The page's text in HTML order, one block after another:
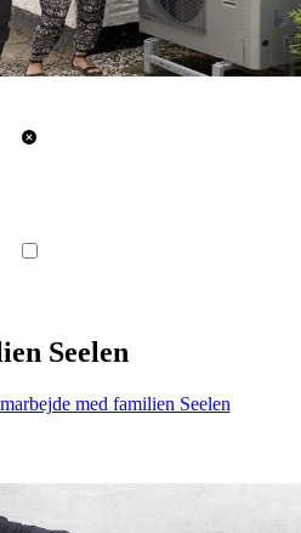
Seelen
med familien Seelen